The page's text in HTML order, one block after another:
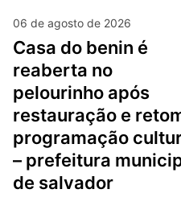
06 de agosto de 2026
casa do benin é
reaberta no
pelourinho após
restauração e
programação
– prefeitura
de salvador